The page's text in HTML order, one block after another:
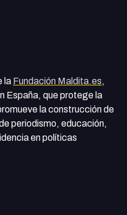
la Fundación Maldita.es,
España, que protege la
la construcción de
periodismo, educación,
en políticas